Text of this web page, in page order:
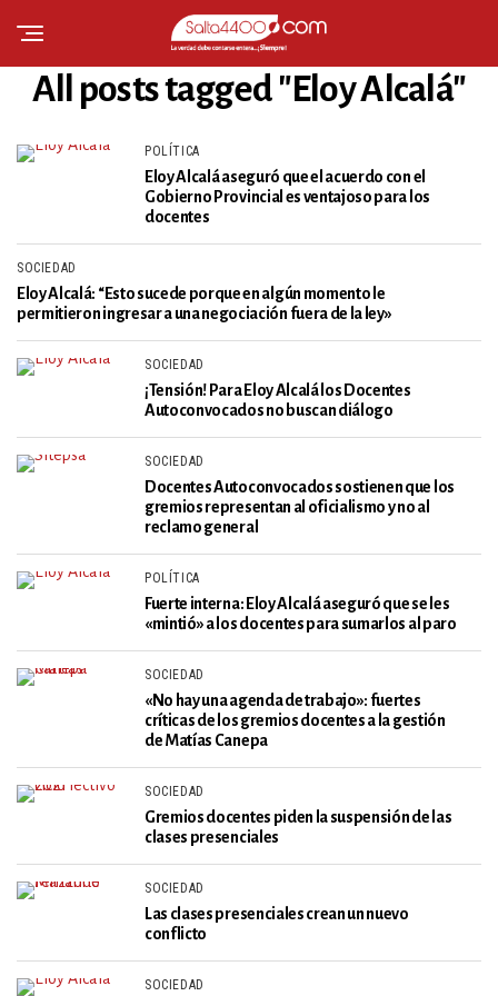
All posts tagged "Eloy Alcalá"
POLÍTICA
Eloy Alcalá aseguró que el acuerdo con el
Gobierno Provincial es ventajoso para los
docentes
SOCIEDAD
Eloy Alcalá: “Esto sucede porque en algún momento le
permitieron ingresar a una negociación fuera de la ley»
SOCIEDAD
¡Tensión! Para Eloy Alcalá los Docentes
Autoconvocados no buscan diálogo
SOCIEDAD
Docentes Autoconvocados sostienen que los
gremios representan al oficialismo y no al
reclamo general
POLÍTICA
Fuerte interna: Eloy Alcalá aseguró que se les
«mintió» a los docentes para sumarlos al paro
SOCIEDAD
«No hay una agenda de trabajo»: fuertes
críticas de los gremios docentes a la gestión
de Matías Canepa
SOCIEDAD
Gremios docentes piden la suspensión de las
clases presenciales
SOCIEDAD
Las clases presenciales crean un nuevo
conflicto
SOCIEDAD